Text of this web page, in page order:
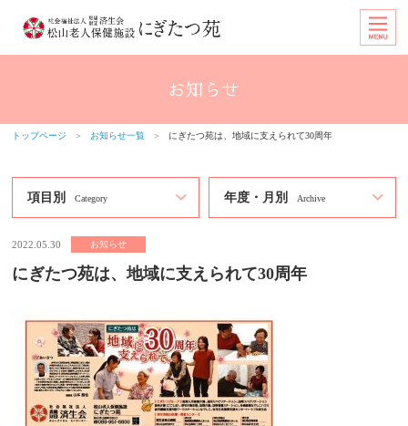
トップページ ＞ お知らせ一覧 ＞ にぎたつ苑は、地域に支えられて30周年
項目別 Category 年度・月別 Archive
2022.05.30 お知らせ
にぎたつ苑は、地域に支えられて30周年